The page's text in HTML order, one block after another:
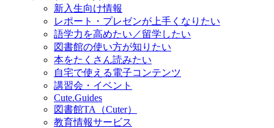
新入生向け情報
レポート・プレゼンが上手くなりたい
語学力を高めたい／留学したい
図書館の使い方が知りたい
本をたくさん読みたい
自宅で使える電子コンテンツ
講習会・イベント
Cute.Guides
図書館TA（Cuter）
教育情報サービス